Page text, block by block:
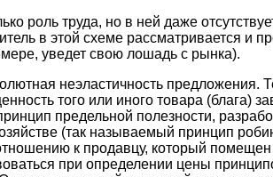
роль труда, но в ней даже
в этой схеме рассматривается
уведет свою лошадь с рынка).
неэластичность предложения.
того или иного товара (блага)
предельной полезности,
(так называемый принцип
к продавцу, который
при определении цены